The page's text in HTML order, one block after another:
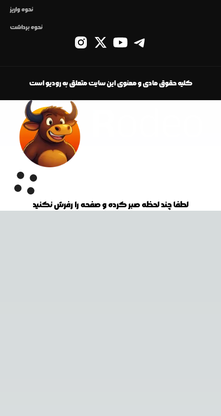
نحوه واریز
نحوه برداشت
کلیه حقوق مادی و معنوی این سایت متعلق به رودیو است
لطفا چند لحظه صبر کرده و صفحه را رفرش نکنید